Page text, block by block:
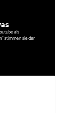
als
stimmen sie der